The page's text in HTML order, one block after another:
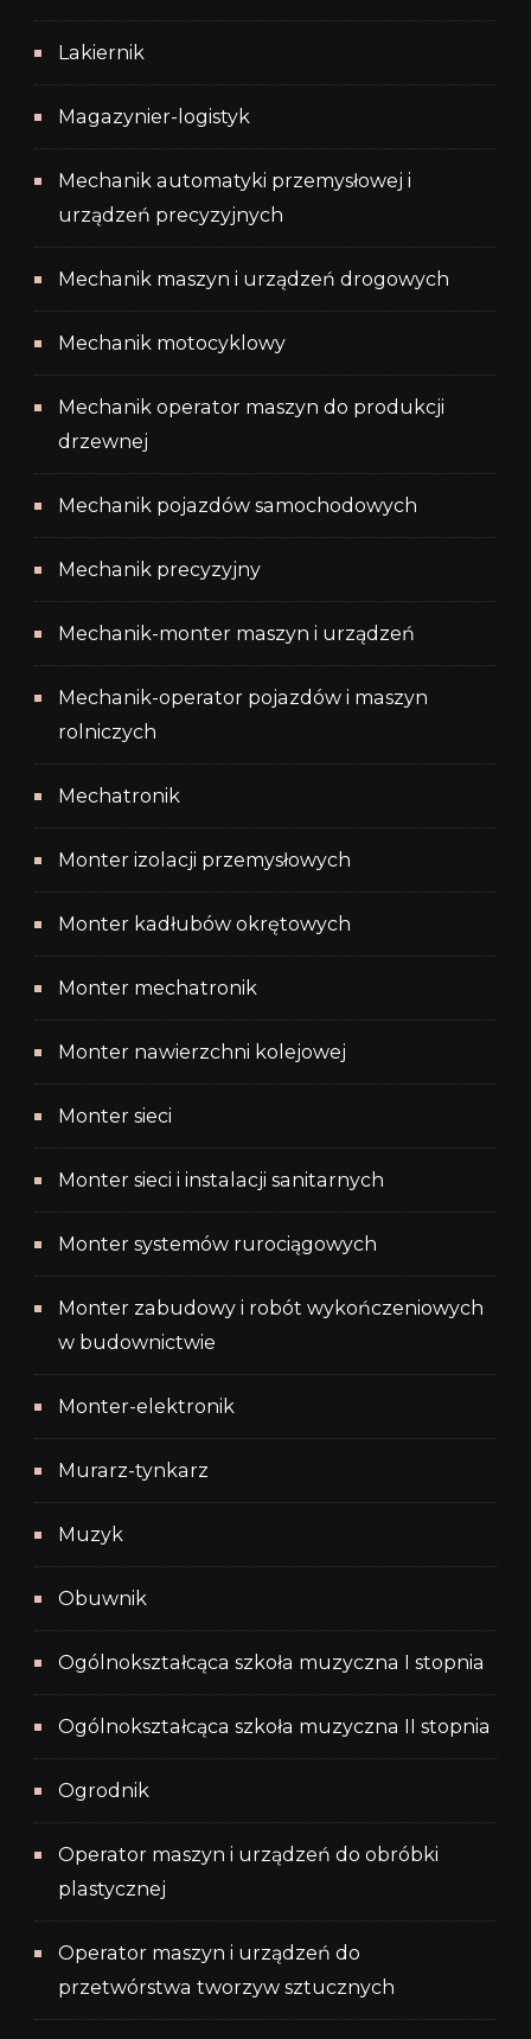
Lakiernik
Magazynier-logistyk
Mechanik automatyki przemysłowej i
urządzeń precyzyjnych
Mechanik maszyn i urządzeń drogowych
Mechanik motocyklowy
Mechanik operator maszyn do produkcji
drzewnej
Mechanik pojazdów samochodowych
Mechanik precyzyjny
Mechanik-monter maszyn i urządzeń
Mechanik-operator pojazdów i maszyn
rolniczych
Mechatronik
Monter izolacji przemysłowych
Monter kadłubów okrętowych
Monter mechatronik
Monter nawierzchni kolejowej
Monter sieci
Monter sieci i instalacji sanitarnych
Monter systemów rurociągowych
Monter zabudowy i robót wykończeniowych
w budownictwie
Monter-elektronik
Murarz-tynkarz
Muzyk
Obuwnik
Ogólnokształcąca szkoła muzyczna I stopnia
Ogólnokształcąca szkoła muzyczna II stopnia
Ogrodnik
Operator maszyn i urządzeń do obróbki
plastycznej
Operator maszyn i urządzeń do
przetwórstwa tworzyw sztucznych